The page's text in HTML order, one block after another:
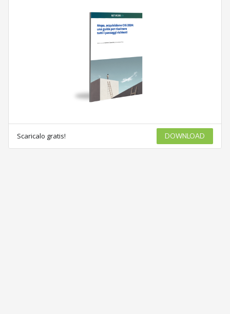
Scaricalo gratis! DOWNLOAD